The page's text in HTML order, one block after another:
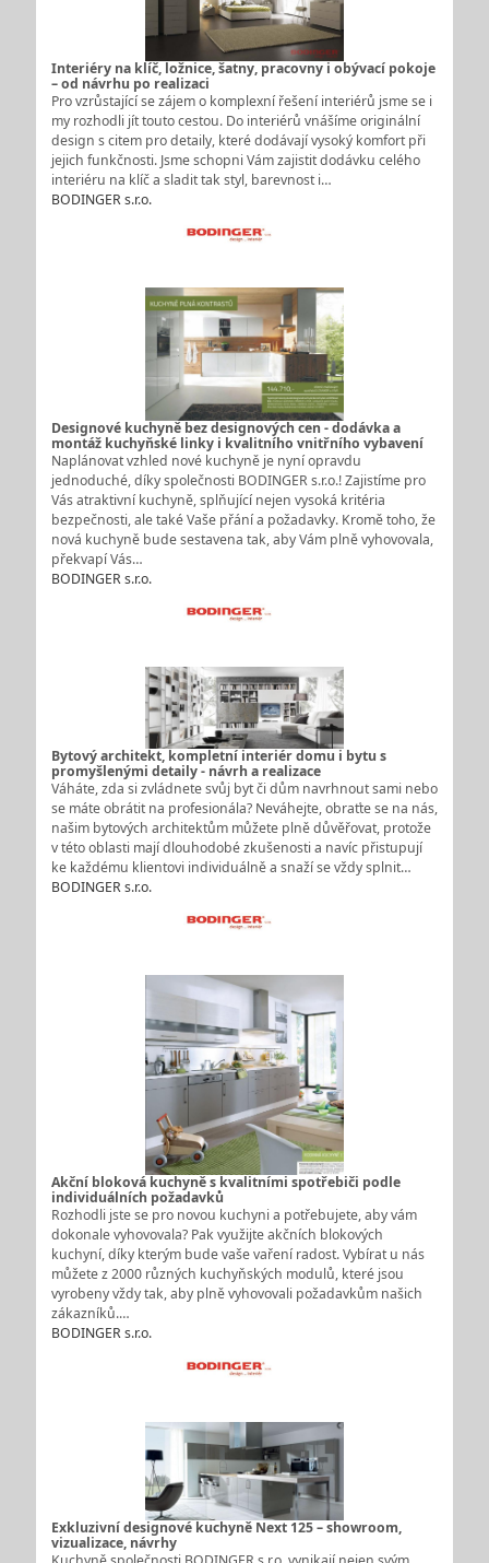
Interiéry na klíč, ložnice, šatny, pracovny i obývací pokoje
– od návrhu po realizaci
Pro vzrůstající se zájem o komplexní řešení interiérů jsme se i
my rozhodli jít touto cestou. Do interiérů vnášíme originální
design s citem pro detaily, které dodávají vysoký komfort při
jejich funkčnosti. Jsme schopni Vám zajistit dodávku celého
interiéru na klíč a sladit tak styl, barevnost i…
BODINGER s.r.o.
Designové kuchyně bez designových cen - dodávka a
montáž kuchyňské linky i kvalitního vnitřního vybavení
Naplánovat vzhled nové kuchyně je nyní opravdu
jednoduché, díky společnosti BODINGER s.r.o.! Zajistíme pro
Vás atraktivní kuchyně, splňující nejen vysoká kritéria
bezpečnosti, ale také Vaše přání a požadavky. Kromě toho, že
nová kuchyně bude sestavena tak, aby Vám plně vyhovovala,
překvapí Vás…
BODINGER s.r.o.
Bytový architekt, kompletní interiér domu i bytu s
promyšlenými detaily - návrh a realizace
Váháte, zda si zvládnete svůj byt či dům navrhnout sami nebo
se máte obrátit na profesionála? Neváhejte, obraťte se na nás,
našim bytových architektům můžete plně důvěřovat, protože
v této oblasti mají dlouhodobé zkušenosti a navíc přistupují
ke každému klientovi individuálně a snaží se vždy splnit…
BODINGER s.r.o.
Akční bloková kuchyně s kvalitními spotřebiči podle
individuálních požadavků
Rozhodli jste se pro novou kuchyni a potřebujete, aby vám
dokonale vyhovovala? Pak využijte akčních blokových
kuchyní, díky kterým bude vaše vaření radost. Vybírat u nás
můžete z 2000 různých kuchyňských modulů, které jsou
vyrobeny vždy tak, aby plně vyhovovali požadavkům našich
zákazníků.…
BODINGER s.r.o.
Exkluzivní designové kuchyně Next 125 – showroom,
vizualizace, návrhy